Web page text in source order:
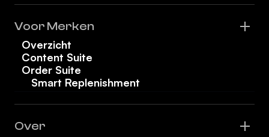
Voor Merken
Overzicht
Content Suite
Order Suite
Smart Replenishment
Over